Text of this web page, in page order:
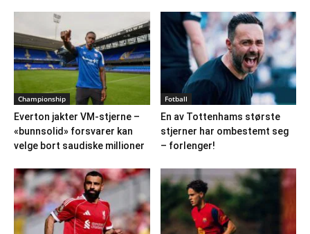
Championship
Everton jakter VM-stjerne –
«bunnsolid» forsvarer kan
velge bort saudiske millioner
Fotball
En av Tottenhams største
stjerner har ombestemt seg
– forlenger!